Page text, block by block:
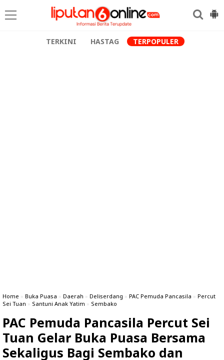
TERKINI HASTAG TERPOPULER
Home » Buka Puasa » Daerah » Deliserdang » PAC Pemuda Pancasila » Percut
Sei Tuan » Santuni Anak Yatim » Sembako
PAC Pemuda Pancasila Percut Sei
Tuan Gelar Buka Puasa Bersama
Sekaligus Bagi Sembako dan